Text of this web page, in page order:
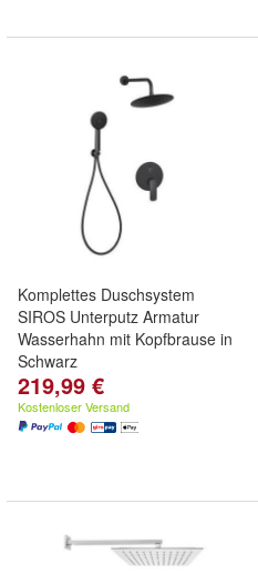
Komplettes Duschsystem
SIROS Unterputz Armatur
Wasserhahn mit Kopfbrause in
Schwarz
219,99 €
Kostenloser Versand